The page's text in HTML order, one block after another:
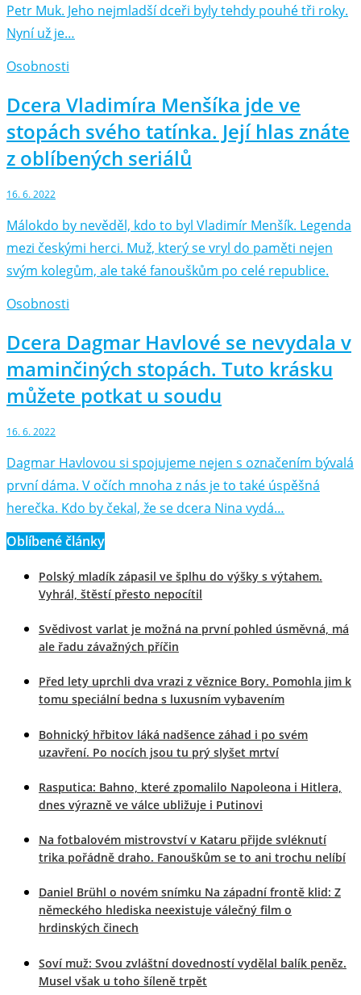
Petr Muk. Jeho nejmladší dceři byly tehdy pouhé tři roky.
Nyní už je…
Osobnosti
Dcera Vladimíra Menšíka jde ve
stopách svého tatínka. Její hlas znáte
z oblíbených seriálů
16. 6. 2022
Málokdo by nevěděl, kdo to byl Vladimír Menšík. Legenda
mezi českými herci. Muž, který se vryl do paměti nejen
svým kolegům, ale také fanouškům po celé republice.
Osobnosti
Dcera Dagmar Havlové se nevydala v
maminčiných stopách. Tuto krásku
můžete potkat u soudu
16. 6. 2022
Dagmar Havlovou si spojujeme nejen s označením bývalá
první dáma. V očích mnoha z nás je to také úspěšná
herečka. Kdo by čekal, že se dcera Nina vydá…
Oblíbené články
Polský mladík zápasil ve šplhu do výšky s výtahem.
Vyhrál, štěstí přesto nepocítil
Svědivost varlat je možná na první pohled úsměvná, má
ale řadu závažných příčin
Před lety uprchli dva vrazi z věznice Bory. Pomohla jim k
tomu speciální bedna s luxusním vybavením
Bohnický hřbitov láká nadšence záhad i po svém
uzavření. Po nocích jsou tu prý slyšet mrtví
Rasputica: Bahno, které zpomalilo Napoleona i Hitlera,
dnes výrazně ve válce ubližuje i Putinovi
Na fotbalovém mistrovství v Kataru přijde svléknutí
trika pořádně draho. Fanouškům se to ani trochu nelíbí
Daniel Brühl o novém snímku Na západní frontě klid: Z
německého hlediska neexistuje válečný film o
hrdinských činech
Soví muž: Svou zvláštní dovedností vydělal balík peněz.
Musel však u toho šíleně trpět